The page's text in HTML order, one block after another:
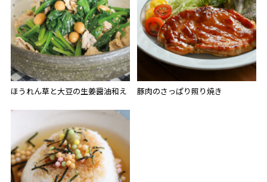
ほうれん草と大豆の生姜醤油和え 豚肉のさっぱり照り焼き